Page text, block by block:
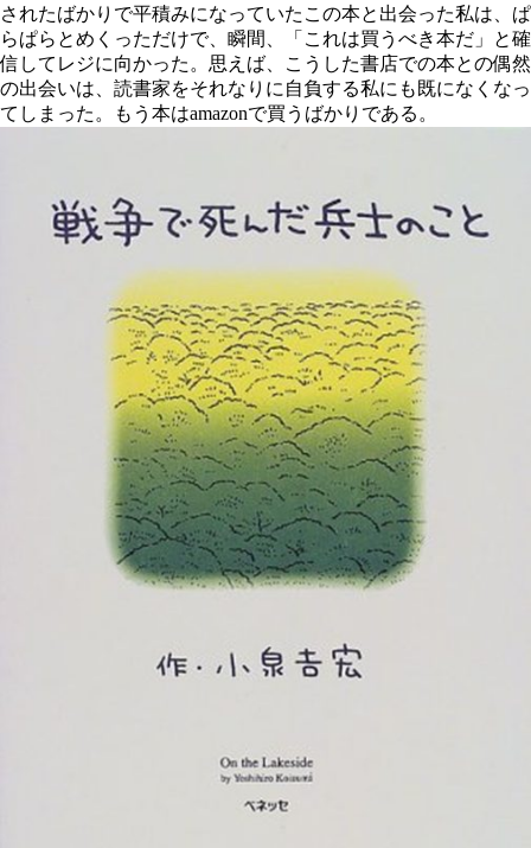
されたばかりで平積みになっていたこの本と出会った私は、ぱ
らぱらとめくっただけで、瞬間、「これは買うべき本だ」と確
信してレジに向かった。思えば、こうした書店での本との偶然
の出会いは、読書家をそれなりに自負する私にも既になくなっ
てしまった。もう本はamazonで買うばかりである。